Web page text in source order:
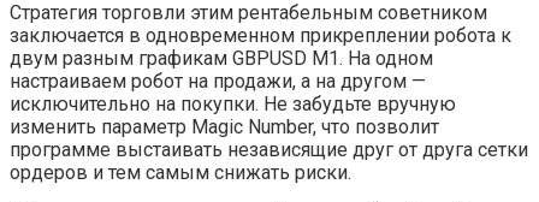
Стратегия торговли этим рентабельным советником
заключается в одновременном прикреплении робота к
двум разным графикам GBPUSD M1. На одном
настраиваем робот на продажи, а на другом —
исключительно на покупки. Не забудьте вручную
изменить параметр Magic Number, что позволит
программе выстаивать независящие друг от друга сетки
ордеров и тем самым снижать риски.